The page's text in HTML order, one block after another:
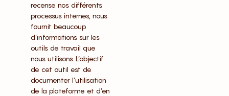
recense nos différents
processus internes, nous
fournit beaucoup
d’informations sur les
outils de travail que
nous utilisons. L’objectif
de cet outil est de
documenter l’utilisation
de la plateforme et d’en